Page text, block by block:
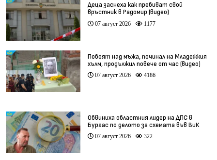
Деца заснеха как пребиват свой
връстник в Радомир (видео)
07 август 2026 1177
Побоят над мъжа, починал на Младежкия
хълм, продължил повече от час (видео)
07 август 2026 4186
Обвиниха областния лидер на ДПС в
Бургас по делото за схемата във ВиК
07 август 2026 322